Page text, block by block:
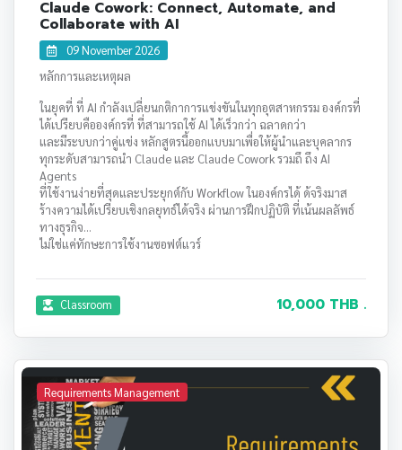
Claude Cowork: Connect, Automate, and
Collaborate with AI
09 November 2026
หลักการและเหตุผล
ในยุคที่ ที่ AI กำลังเปลี่ยนกติกาการแข่งขันในทุกอุตสาหกรรม องค์กรที่
ได้เปรียบคือองค์กรที่ ที่สามารถใช้ AI ได้เร็วกว่า ฉลาดกว่า
และมีระบบกว่าคู่แข่ง หลักสูตรนี้ออกแบบมาเพื่อให้ผู้นำและบุคลากร
ทุกระดับสามารถนำ Claude และ Claude Cowork รวมถึ ถึง AI
Agents
ที่ใช้งานง่ายที่สุดและประยุกต์กับ Workflow ในองค์กรได้ ด้จริงมาส
ร้างความได้เปรียบเชิงกลยุทธ์ได้จริง ผ่านการฝึกปฏิบัติ ที่เน้นผลลัพธ์
ทางธุรกิจ
ไม่ใช่แค่ทักษะการใช้งานซอฟต์แวร์
Classroom 10,000 THB .
Requirements Management